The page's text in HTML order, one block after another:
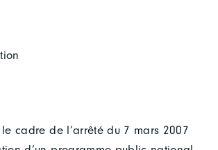
le cadre de l’arrêté du 7 mars 2007